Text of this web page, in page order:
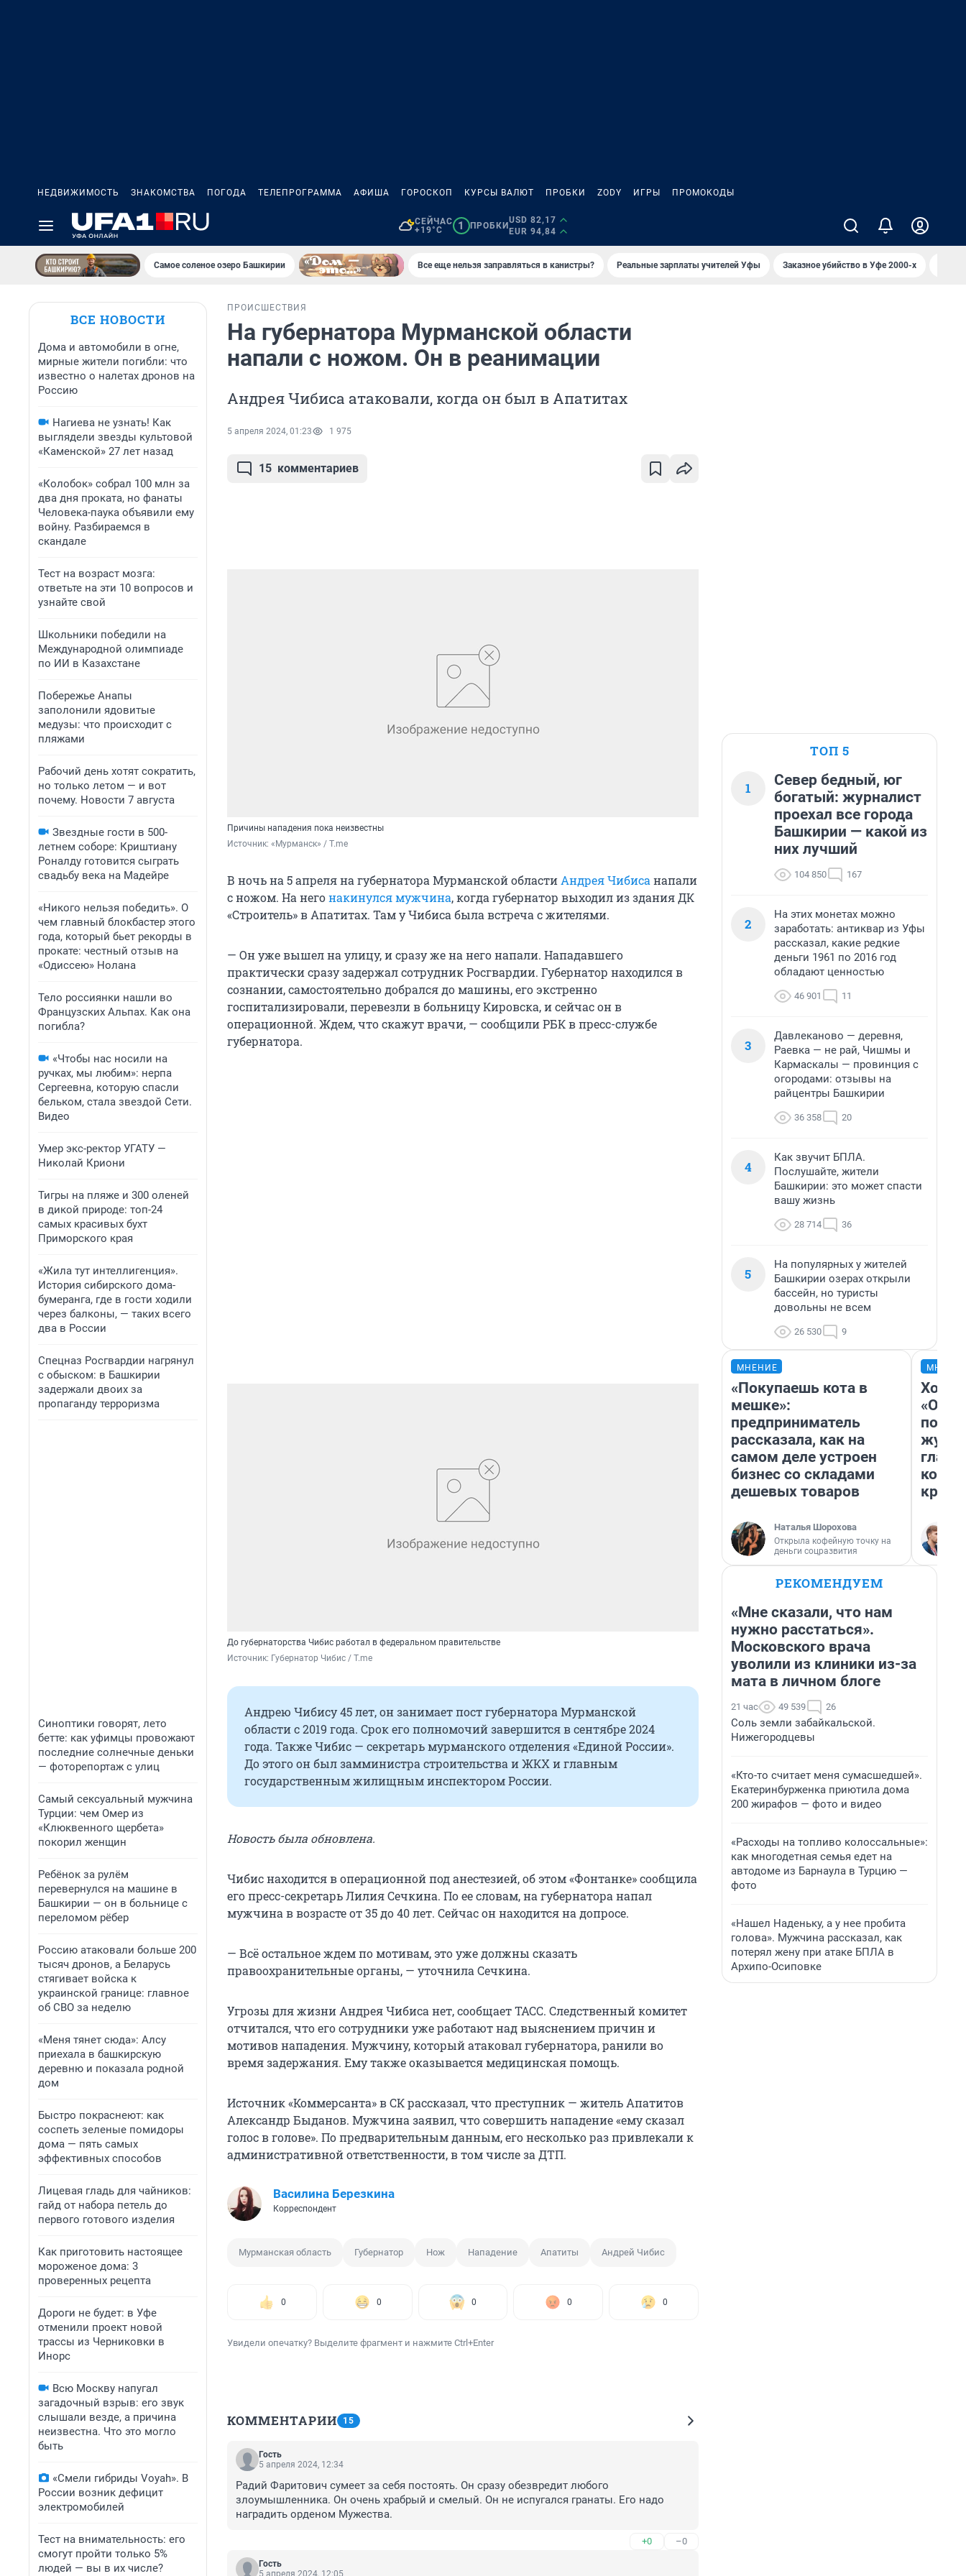
НЕДВИЖИМОСТЬ ЗНАКОМСТВА ПОГОДА ТЕЛЕПРОГРАММА АФИША ГОРОСКОП КУРСЫ ВАЛЮТ ПРОБКИ ZODY ИГРЫ ПРОМОКОДЫ
СЕЙЧАС
+19°C
1 ПРОБКИ
USD 82,17
EUR 94,84
Самое соленое озеро Башкирии Все еще нельзя заправляться в канистры? Реальные зарплаты учителей Уфы Заказное убийство в Уфе 2000-х
ВСЕ НОВОСТИ
Дома и автомобили в огне,
мирные жители погибли: что
известно о налетах дронов на
Россию
Нагиева не узнать! Как
выглядели звезды культовой
«Каменской» 27 лет назад
«Колобок» собрал 100 млн за
два дня проката, но фанаты
Человека-паука объявили ему
войну. Разбираемся в
скандале
Тест на возраст мозга:
ответьте на эти 10 вопросов и
узнайте свой
Школьники победили на
Международной олимпиаде
по ИИ в Казахстане
Побережье Анапы
заполонили ядовитые
медузы: что происходит с
пляжами
Рабочий день хотят сократить,
но только летом — и вот
почему. Новости 7 августа
Звездные гости в 500-
летнем соборе: Криштиану
Роналду готовится сыграть
свадьбу века на Мадейре
«Никого нельзя победить». О
чем главный блокбастер этого
года, который бьет рекорды в
прокате: честный отзыв на
«Одиссею» Нолана
Тело россиянки нашли во
Французских Альпах. Как она
погибла?
«Чтобы нас носили на
ручках, мы любим»: нерпа
Сергеевна, которую спасли
бельком, стала звездой Сети.
Видео
Умер экс-ректор УГАТУ —
Николай Криони
Тигры на пляже и 300 оленей
в дикой природе: топ-24
самых красивых бухт
Приморского края
«Жила тут интеллигенция».
История сибирского дома-
бумеранга, где в гости ходили
через балконы, — таких всего
два в России
Спецназ Росгвардии нагрянул
с обыском: в Башкирии
задержали двоих за
пропаганду терроризма
Синоптики говорят, лето
бетте: как уфимцы провожают
последние солнечные деньки
— фоторепортаж с улиц
Самый сексуальный мужчина
Турции: чем Омер из
«Клюквенного щербета»
покорил женщин
Ребёнок за рулём
перевернулся на машине в
Башкирии — он в больнице с
переломом рёбер
Россию атаковали больше 200
тысяч дронов, а Беларусь
стягивает войска к
украинской границе: главное
об СВО за неделю
«Меня тянет сюда»: Алсу
приехала в башкирскую
деревню и показала родной
дом
Быстро покраснеют: как
соспеть зеленые помидоры
дома — пять самых
эффективных способов
Лицевая гладь для чайников:
гайд от набора петель до
первого готового изделия
Как приготовить настоящее
мороженое дома: 3
проверенных рецепта
Дороги не будет: в Уфе
отменили проект новой
трассы из Черниковки в
Инорс
Всю Москву напугал
загадочный взрыв: его звук
слышали везде, а причина
неизвестна. Что это могло
быть
«Смели гибриды Voyah». В
России возник дефицит
электромобилей
Тест на внимательность: его
смогут пройти только 5%
людей — вы в их числе?
ПРОИСШЕСТВИЯ
На губернатора Мурманской области
напали с ножом. Он в реанимации
Андрея Чибиса атаковали, когда он был в Апатитах
5 апреля 2024, 01:23 1 975
15 комментариев
Причины нападения пока неизвестны
Источник: «Мурманск» / T.me
В ночь на 5 апреля на губернатора Мурманской области Андрея Чибиса напали
с ножом. На негонакинулся мужчина, когда губернатор выходил из здания ДК
«Строитель» в Апатитах. Там у Чибиса была встреча с жителями.
— Он уже вышел на улицу, и сразу же на него напали. Нападавшего
практически сразу задержал сотрудник Росгвардии. Губернатор находился в
сознании, самостоятельно добрался до машины, его экстренно
госпитализировали, перевезли в больницу Кировска, и сейчас он в
операционной. Ждем, что скажут врачи, — сообщили РБК в пресс-службе
губернатора.
До губернаторства Чибис работал в федеральном правительстве
Источник: Губернатор Чибис / T.me
Андрею Чибису 45 лет, он занимает пост губернатора Мурманской
области с 2019 года. Срок его полномочий завершится в сентябре 2024
года. Также Чибис — секретарь мурманского отделения «Единой России».
До этого он был замминистра строительства и ЖКХ и главным
государственным жилищным инспектором России.
Новость была обновлена.
Чибис находится в операционной под анестезией, об этом «Фонтанке» сообщила
его пресс-секретарь Лилия Сечкина. По ее словам, на губернатора напал
мужчина в возрасте от 35 до 40 лет. Сейчас он находится на допросе.
— Всё остальное ждем по мотивам, это уже должны сказать
правоохранительные органы, — уточнила Сечкина.
Угрозы для жизни Андрея Чибиса нет, сообщает ТАСС. Следственный комитет
отчитался, что его сотрудники уже работают над выяснением причин и
мотивов нападения. Мужчину, который атаковал губернатора, ранили во
время задержания. Ему также оказывается медицинская помощь.
Источник «Коммерсанта» в СК рассказал, что преступник — житель Апатитов
Александр Быданов. Мужчина заявил, что совершить нападение «ему сказал
голос в голове». По предварительным данным, его несколько раз привлекали к
административной ответственности, в том числе за ДТП.
Василина Березкина
Корреспондент
Мурманская область Губернатор Нож Нападение Апатиты Андрей Чибис
0 0 0 0 0
Увидели опечатку? Выделите фрагмент и нажмите Ctrl+Enter
КОММЕНТАРИИ 15
Гость
5 апреля 2024, 12:34
Радий Фаритович сумеет за себя постоять. Он сразу обезвредит любого
злоумышленника. Он очень храбрый и смелый. Он не испугался гранаты. Его надо
наградить орденом Мужества.
+0 –0
Гость
5 апреля 2024, 12:05
ТОП 5
1
Север бедный, юг
богатый: журналист
проехал все города
Башкирии — какой из
них лучший
104 850 167
2
На этих монетах можно
заработать: антиквар из Уфы
рассказал, какие редкие
деньги 1961 по 2016 год
обладают ценностью
46 901 11
3
Давлеканово — деревня,
Раевка — не рай, Чишмы и
Кармаскалы — провинция с
огородами: отзывы на
райцентры Башкирии
36 358 20
4
Как звучит БПЛА.
Послушайте, жители
Башкирии: это может спасти
вашу жизнь
28 714 36
5
На популярных у жителей
Башкирии озерах открыли
бассейн, но туристы
довольны не всем
26 530 9
МНЕНИЕ
«Покупаешь кота в
мешке»:
предприниматель
рассказала, как на
самом деле устроен
бизнес со складами
дешевых товаров
Наталья Шорохова
Открыла кофейную точку на
деньги соцразвития
Хоть
РЕКОМЕНДУЕМ
«Мне сказали, что нам
нужно расстаться».
Московского врача
уволили из клиники из-за
мата в личном блоге
21 час 49 539 26
Соль земли забайкальской.
Нижегородцевы
«Кто-то считает меня сумасшедшей».
Екатеринбурженка приютила дома
200 жирафов — фото и видео
«Расходы на топливо колоссальные»:
как многодетная семья едет на
автодоме из Барнаула в Турцию —
фото
«Нашел Наденьку, а у нее пробита
голова». Мужчина рассказал, как
потерял жену при атаке БПЛА в
Архипо-Осиповке